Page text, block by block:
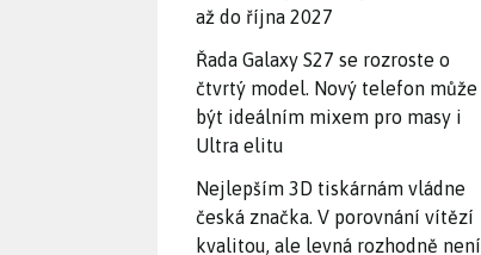
až do října 2027
Řada Galaxy S27 se rozroste o
čtvrtý model. Nový telefon může
být ideálním mixem pro masy i
Ultra elitu
Nejlepším 3D tiskárnám vládne
česká značka. V porovnání vítězí
kvalitou, ale levná rozhodně není